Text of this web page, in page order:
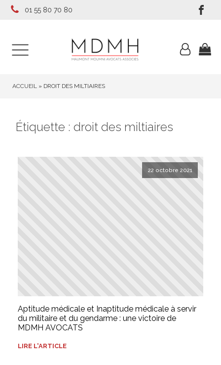
01 55 80 70 80
ACCUEIL » DROIT DES MILTIAIRES
Étiquette : droit des miltiaires
22 octobre 2021
Aptitude médicale et Inaptitude médicale à servir
du militaire et du gendarme : une victoire de
MDMH AVOCATS
LIRE L'ARTICLE